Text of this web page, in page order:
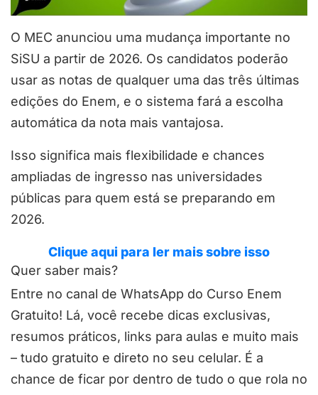
O MEC anunciou uma mudança importante no
SiSU a partir de 2026. Os candidatos poderão
usar as notas de qualquer uma das três últimas
edições do Enem, e o sistema fará a escolha
automática da nota mais vantajosa.
Isso significa mais flexibilidade e chances
ampliadas de ingresso nas universidades
públicas para quem está se preparando em
2026.
Clique aqui para ler mais sobre isso
Quer saber mais?
Entre no canal de WhatsApp do Curso Enem
Gratuito! Lá, você recebe dicas exclusivas,
resumos práticos, links para aulas e muito mais
– tudo gratuito e direto no seu celular. É a
chance de ficar por dentro de tudo o que rola no